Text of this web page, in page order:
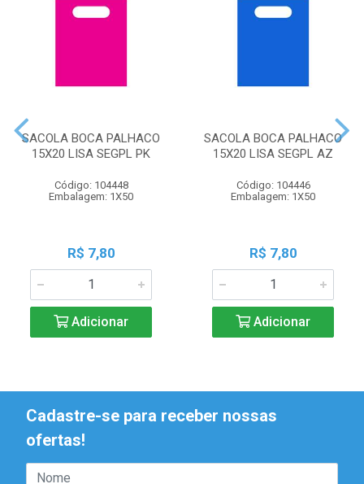
SACOLA BOCA PALHACO
15X20 LISA SEGPL PK
Código: 104448
Embalagem: 1X50
R$ 7,80
Adicionar
SACOLA BOCA PALHACO
15X20 LISA SEGPL AZ
Código: 104446
Embalagem: 1X50
R$ 7,80
Adicionar
Cadastre-se para receber nossas
ofertas!